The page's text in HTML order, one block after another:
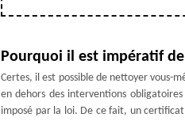
Pourquoi il est impératif
Certes, il est possible de nettoyer vous-
en dehors des interventions
imposé par la loi. De ce fait, un